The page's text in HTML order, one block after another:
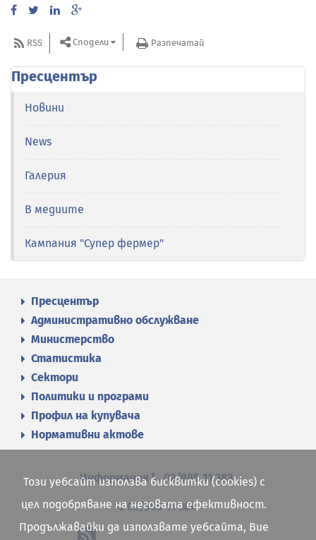
RSS Сподели Разпечатай
Пресцентър
Новини
News
Галерия
В медиите
Кампания "Супер фермер"
Пресцентър
Административно обслужване
Министерство
Статистика
Сектори
Политики и програми
Профил на купувача
Нормативни актове
Информация 02/985 11 383
02/985 11 384
Този уебсайт използва бисквитки (cookies) с
цел подобряване на неговата ефективност.
Продължавайки да използвате уебсайта, Вие